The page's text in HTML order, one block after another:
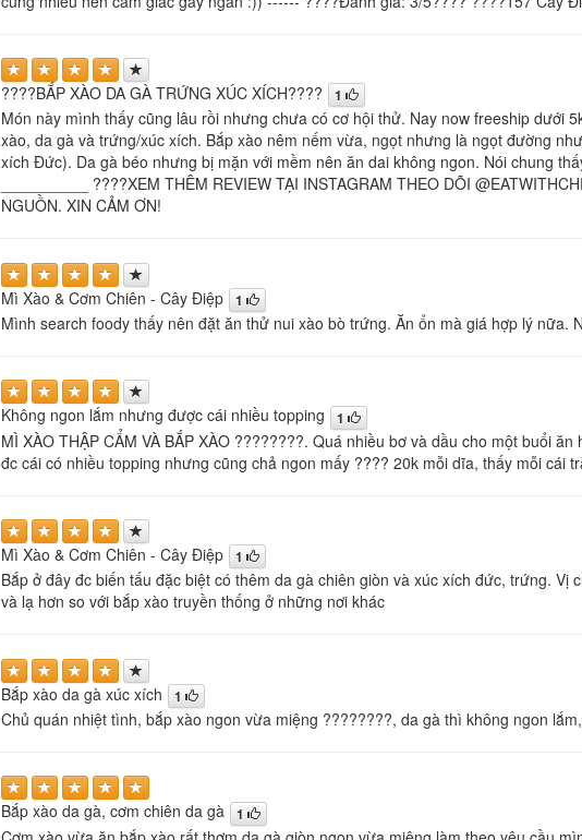
????BẮP XÀO DA GÀ TRỨNG XÚC XÍCH???? 1
Món này mình thấy cũng lâu rồi nhưng chưa có cơ hội thử. Nay now freeship dưới
xào, da gà và trứng/xúc xích. Bắp xào nêm nếm vừa, ngọt nhưng là ngọt đường
xích Đức). Da gà béo nhưng bị mặn với mềm nên ăn dai không ngon. Nói chung
__________ ????XEM THÊM REVIEW TẠI INSTAGRAM THEO DÕI
NGUỒN. XIN CẢM ƠN!
Mì Xào & Cơm Chiên - Cây Điệp 1
Mình search foody thấy nên đặt ăn thử nui xào bò trứng. Ăn ổn mà giá hợp lý nữa.
Không ngon lắm nhưng được cái nhiều topping 1
MÌ XÀO THẬP CẨM VÀ BẮP XÀO ????????. Quá nhiều bơ và dầu cho một buổi
đc cái có nhiều topping nhưng cũng chả ngon mấy ???? 20k mỗi dĩa, thấy mỗi cái
Mì Xào & Cơm Chiên - Cây Điệp 1
Bắp ở đây đc biến tấu đặc biệt có thêm da gà chiên giòn và xúc xích đức, trứng.
và lạ hơn so với bắp xào truyền thống ở những nơi khác
Bắp xào da gà xúc xích 1
Chủ quán nhiệt tình, bắp xào ngon vừa miệng ????????, da gà thì không ngon
Bắp xào da gà, cơm chiên da gà 1